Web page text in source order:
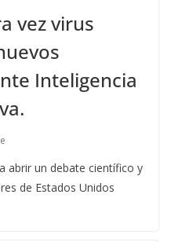
vez virus
Inteligencia
abrir un debate científico y
de Estados Unidos